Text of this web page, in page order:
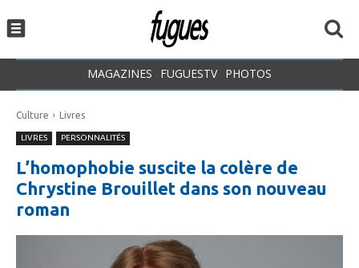
MAGAZINES FUGUESTV PHOTOS
Culture Livres
LIVRES PERSONNALITÉS
L’homophobie suscite la colère de
Chrystine Brouillet dans son nouveau
roman